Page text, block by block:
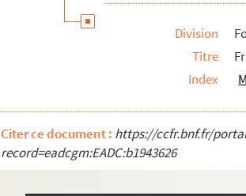
Division
Titre
Index
Citer ce document : https://ccfr.bnf.fr/
record=eadcgm:EADC:b1943626